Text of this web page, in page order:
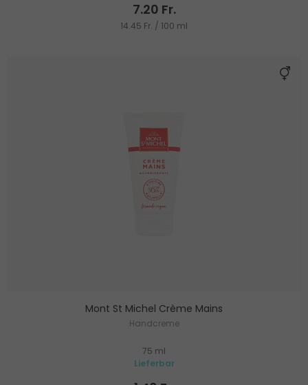
7.20 Fr.
14.45 Fr. / 100 ml
Mont St Michel Crème Mains
Handcreme
75 ml
Lieferbar